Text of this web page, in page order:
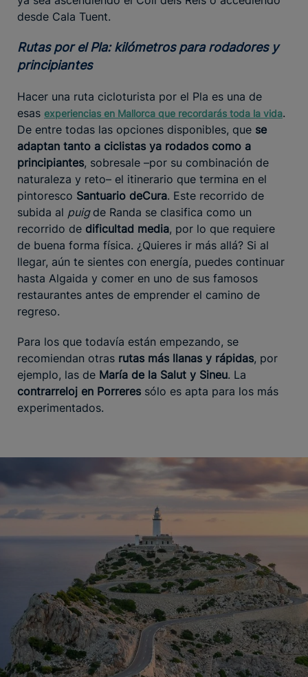
desde Cala Tuent.
Rutas por el Pla: kilómetros para rodadores y
principiantes
Hacer una ruta cicloturista por el Pla es una de
esas experiencias en Mallorca que recordarás toda la vida.
De entre todas las opciones disponibles, que se
adaptan tanto a ciclistas ya rodados como a
principiantes, sobresale –por su combinación de
naturaleza y reto– el itinerario que termina en el
pintoresco Santuario deCura. Este recorrido de
subida al puig de Randa se clasifica como un
recorrido de dificultad media, por lo que requiere
de buena forma física. ¿Quieres ir más allá? Si al
llegar, aún te sientes con energía, puedes continuar
hasta Algaida y comer en uno de sus famosos
restaurantes antes de emprender el camino de
regreso.
Para los que todavía están empezando, se
recomiendan otras rutas más llanas y rápidas, por
ejemplo, las de María de la Salut y Sineu. La
contrarreloj en Porreres sólo es apta para los más
experimentados.